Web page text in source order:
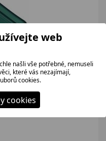
30 0,6 L
frézy.
web
našli vše potřebné, nemuseli
které vás nezajímají,
cookies.
cookies